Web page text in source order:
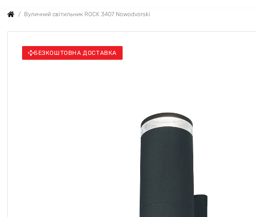
Вуличний світильник ROCK 3407 Nowodvorski
БЕЗКОШТОВНА ДОСТАВКА